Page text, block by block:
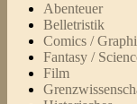
Abenteuer
Belletristik
Comics /
Fantasy /
Film